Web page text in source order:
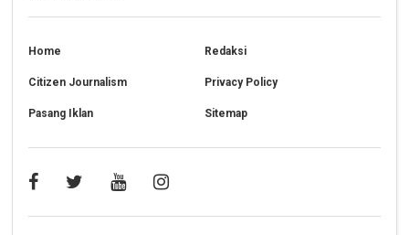
Home Redaksi
Citizen Journalism Privacy Policy
Pasang Iklan Sitemap